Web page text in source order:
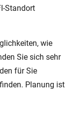
Standort
wie
Sie sich sehr
für Sie
Planung ist